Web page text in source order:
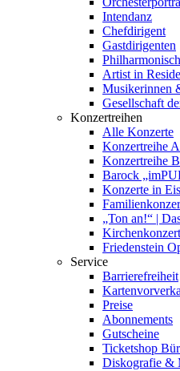
Intendanz
Chefdirigent
Gastdirigenten
Artist in
Musikerinnen
Gesellschaft
Konzertreihen
Alle Konzerte
Konzertreihe
Konzertreihe
Barock
Konzerte in
„Ton an!“ |
Friedenstein
Service
Barrierefreiheit
Preise
Abonnements
Gutscheine
Ticketshop
Diskografie &